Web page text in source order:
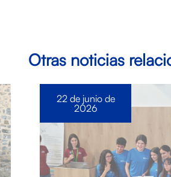
Otras noticias
22 de junio de
2026